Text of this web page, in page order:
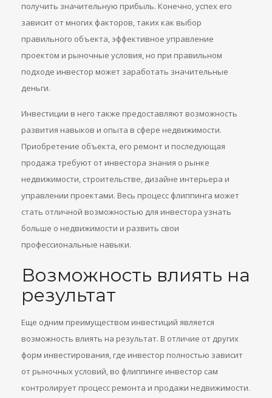
получить значительную прибыль. Конечно, успех его
зависит от многих факторов, таких как выбор
правильного объекта, эффективное управление
проектом и рыночные условия, но при правильном
подходе инвестор может заработать значительные
деньги.
Инвестиции в него также предоставляют возможность
развития навыков и опыта в сфере недвижимости.
Приобретение объекта, его ремонт и последующая
продажа требуют от инвестора знания о рынке
недвижимости, строительстве, дизайне интерьера и
управлении проектами. Весь процесс флиппинга может
стать отличной возможностью для инвестора узнать
больше о недвижимости и развить свои
профессиональные навыки.
Возможность влиять на
результат
Еще одним преимуществом инвестиций является
возможность влиять на результат. В отличие от других
форм инвестирования, где инвестор полностью зависит
от рыночных условий, во флиппинге инвестор сам
контролирует процесс ремонта и продажи недвижимости.